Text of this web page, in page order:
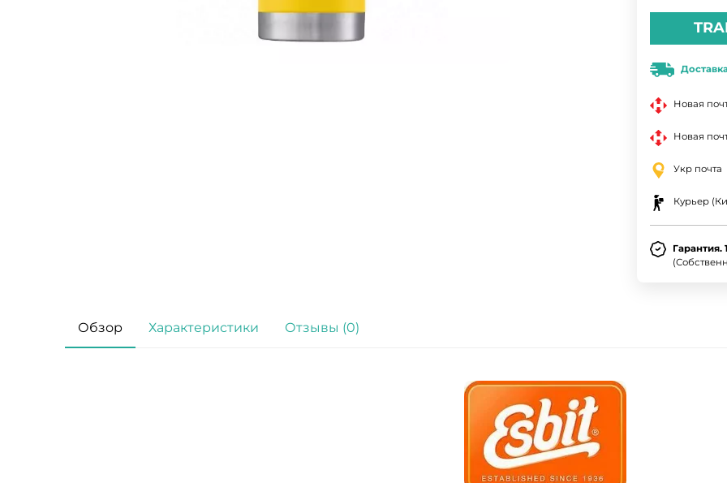
Новая
Новая
Укр почта
Курьер
Гарантия.
Обзор Характеристики Отзывы (0)